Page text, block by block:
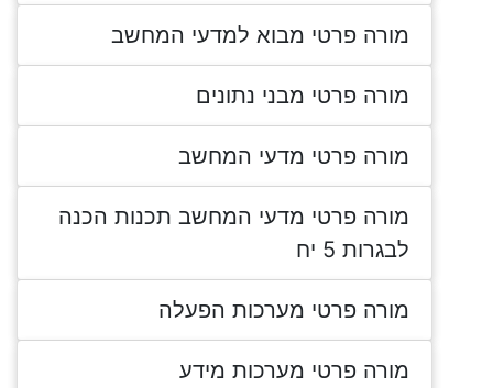
מורה פרטי מבוא למדעי המחשב
מורה פרטי מבני נתונים
מורה פרטי מדעי המחשב
מורה פרטי מדעי המחשב תכנות הכנה
לבגרות 5 יח
מורה פרטי מערכות הפעלה
מורה פרטי מערכות מידע